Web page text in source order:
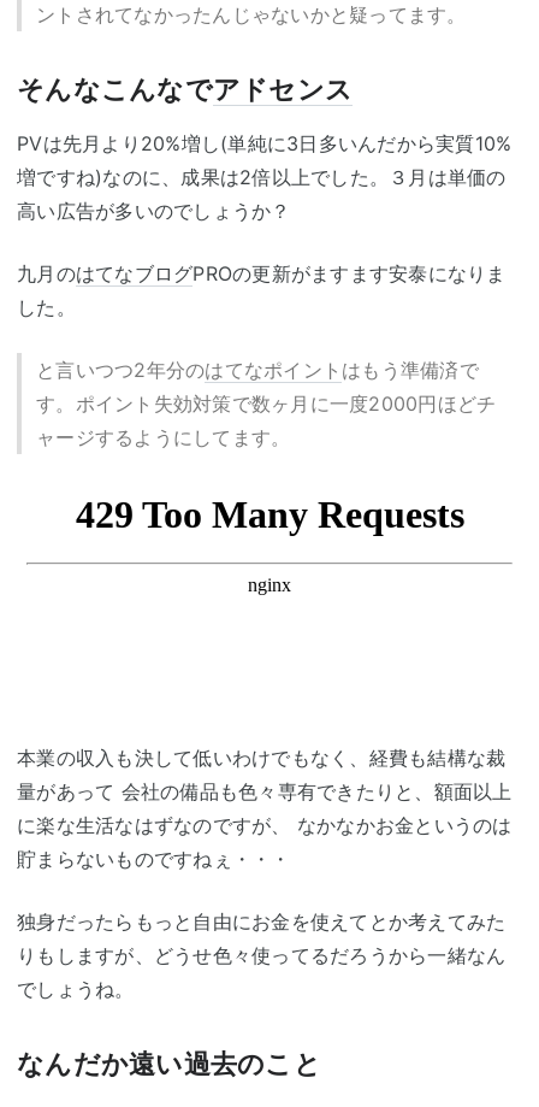
ントされてなかったんじゃないかと疑ってます。
そんなこんなでアドセンス
PVは先月より20%増し(単純に3日多いんだから実質10%
増ですね)なのに、成果は2倍以上でした。３月は単価の
高い広告が多いのでしょうか？
九月のはてなブログPROの更新がますます安泰になりま
した。
と言いつつ2年分のはてなポイント はもう準備済で
す。ポイント失効対策で数ヶ月に一度2000円ほどチ
ャージするようにしてます。
本業の収入も決して低いわけでもなく、経費も結構な裁
量があって 会社の備品も色々専有できたりと、額面以上
に楽な生活なはずなのですが、 なかなかお金というのは
貯まらないものですねぇ・・・
独身だったらもっと自由にお金を使えてとか考えてみた
りもしますが、どうせ色々使ってるだろうから一緒なん
でしょうね。
なんだか遠い過去のこと